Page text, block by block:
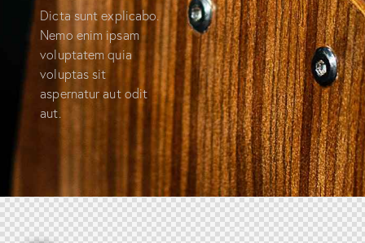
Dicta sunt explicabo.
Nemo enim ipsam
voluptatem quia
voluptas sit
aspernatur aut odit
aut.